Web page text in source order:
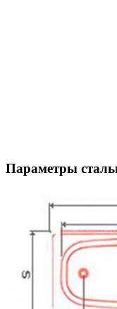
Параметры